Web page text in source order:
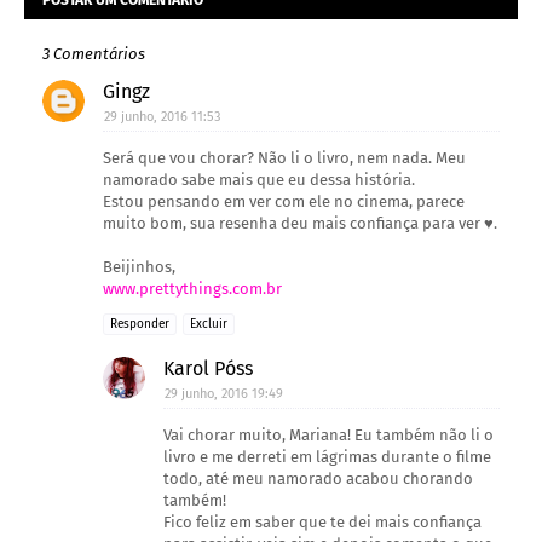
3 Comentários
Gingz
29 junho, 2016 11:53
Será que vou chorar? Não li o livro, nem nada. Meu
namorado sabe mais que eu dessa história.
Estou pensando em ver com ele no cinema, parece
muito bom, sua resenha deu mais confiança para ver ♥.
Beijinhos,
www.prettythings.com.br
Responder Excluir
Karol Póss
29 junho, 2016 19:49
Vai chorar muito, Mariana! Eu também não li o
livro e me derreti em lágrimas durante o filme
todo, até meu namorado acabou chorando
também!
Fico feliz em saber que te dei mais confiança